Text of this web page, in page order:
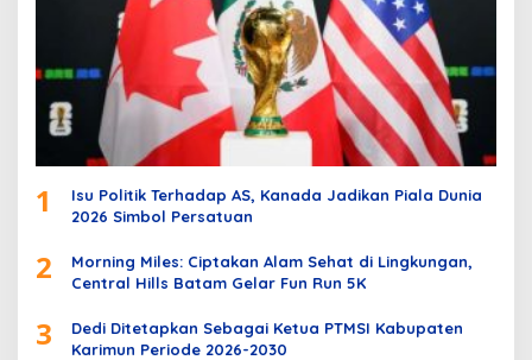
1
Isu Politik Terhadap AS, Kanada Jadikan Piala Dunia
2026 Simbol Persatuan
2
Morning Miles: Ciptakan Alam Sehat di Lingkungan,
Central Hills Batam Gelar Fun Run 5K
3
Dedi Ditetapkan Sebagai Ketua PTMSI Kabupaten
Karimun Periode 2026-2030